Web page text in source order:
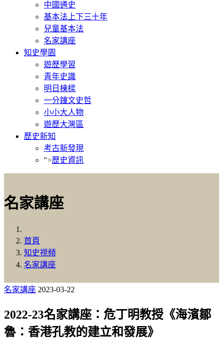
中國通史
基本法上下三十年
兒童基本法
名家講座
知史學園
遊歷學習
青年史識
明日棟樑
一分鐘文史哲
小小大人物
遊歷大灣區
歷史新知
考古新發現
">歷史資訊
名家講座
首頁
知史視頻
名家講座
名家講座 2023-03-22
2022-23名家講座：危丁明教授《海濱鄒
魯：香港孔教的建立和發展》